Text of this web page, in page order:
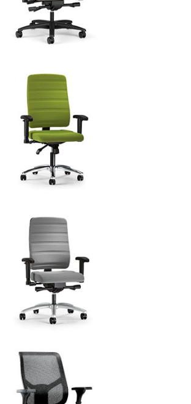
PROSEDIA YOUNICO
Bureaustoelen
PROSEDIA YOUNICO
Bureaustoelen
PROSEDIA YOUROPE
Bureaustoelen